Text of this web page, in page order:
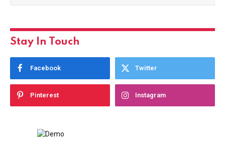
Stay In Touch
Facebook Twitter
Pinterest Instagram